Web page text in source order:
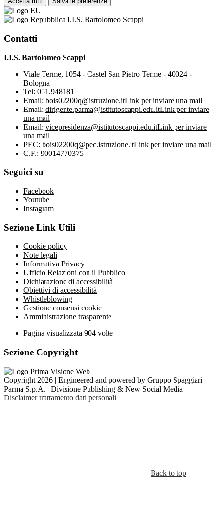
I.I.S. Bartolomeo Scappi
Contatti
I.I.S. Bartolomeo Scappi
Viale Terme, 1054 - Castel San Pietro Terme - 40024 -
Bologna
Tel: 051.948181
Email: bois02200q@istruzione.itLink per inviare una mail
Email: dirigente.parma@istitutoscappi.edu.itLink per inviare
una mail
Email: vicepresidenza@istitutoscappi.edu.itLink per inviare
una mail
PEC: bois02200q@pec.istruzione.itLink per inviare una mail
C.F.: 90014770375
Seguici su
Facebook
Youtube
Instagram
Sezione Link Utili
Cookie policy
Note legali
Informativa Privacy
Ufficio Relazioni con il Pubblico
Dichiarazione di accessibilità
Obiettivi di accessibilità
Whistleblowing
Gestione consensi cookie
Amministrazione trasparente
Pagina visualizzata 904 volte
Sezione Copyright
Copyright 2026 | Engineered and powered by Gruppo Spaggiari
Parma S.p.A. | Divisione Publishing & New Social Media
Disclaimer trattamento dati personali
Back to top